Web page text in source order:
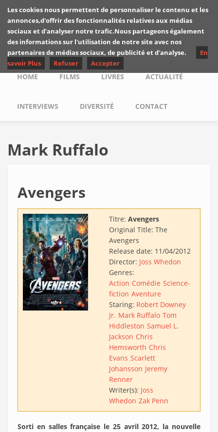
Skip to main content
Les critiques de
Yuyine
Main menu
HOME FILMS LIVRES ACTUALITÉ
INTERVIEWS DIVERSITÉ CONTACT
Mark Ruffalo
Avengers
Titre: Avengers
Original Title: The
Avengers
Release date: 11/04/2012
Director: Joss Whedon
Genres:
Action Comédie Science-
fiction Aventure
Staring: Robert Downey
Jr. Mark Ruffalo Tom
Hiddleston Samuel L.
Jackson Chris
Hemsworth Chris
Evans Scarlett
Johansson Jeremy
Renner
Writer(s): Joss
Whedon Zak Penn
Sorti en salles française le 25 avril 2012, la nouvelle
Les cookies nous permettent de personnaliser le contenu et les
annonces,d'offrir des fonctionnalités relatives aux médias
sociaux et d'analyser notre trafic.Nous partageons également
des informations sur l'utilisation de notre site avec nos
partenaires de médias sociaux, de publicité et d'analyse.
En
savoir Plus
Refuser Accepter